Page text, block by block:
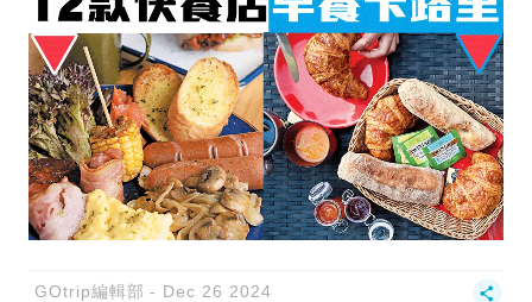
GOtrip編輯部 Dec 26 2024